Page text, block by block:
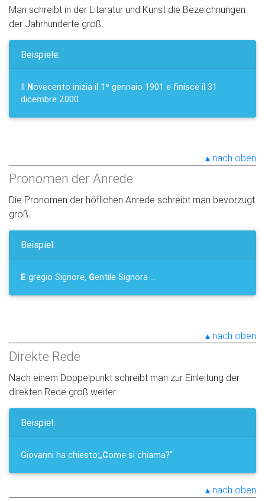
Man schreibt in der Litaratur und Kunst die Bezeichnungen
der Jahrhunderte groß.
Beispiele:
Il Novecento inizia il 1º gennaio 1901 e finisce il 31
dicembre 2000.
nach oben
Pronomen der Anrede
Die Pronomen der höflichen Anrede schreibt man bevorzugt
groß.
Beispiel:
E gregio Signore, Gentile Signora ...
nach oben
Direkte Rede
Nach einem Doppelpunkt schreibt man zur Einleitung der
direkten Rede groß weiter.
Beispiel:
Giovanni ha chiesto:„Come si chiama?“
nach oben